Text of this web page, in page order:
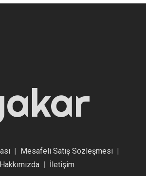
| Mesafeli Satış Sözleşmesi|
Hakkımızda
İletişim